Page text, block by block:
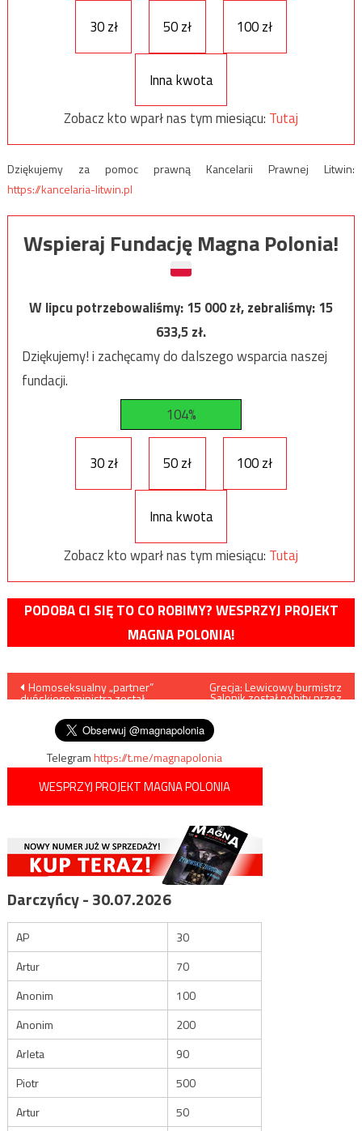
30 zł
50 zł 100 zł
Inna kwota
Zobacz kto wparł nas tym miesiącu: Tutaj
Dziękujemy za pomoc prawną Kancelarii Prawnej Litwin:
https://kancelaria-litwin.pl
Wspieraj Fundację Magna Polonia!
W lipcu potrzebowaliśmy:15 000zł, zebraliśmy:15
633,5zł.
Dziękujemy! i zachęcamy do dalszego wsparcia naszej
fundacji.
104%
30 zł 50 zł 100 zł
Inna kwota
Zobacz kto wparł nas tym miesiącu: Tutaj
PODOBA CI SIĘ TO CO ROBIMY? WESPRZYJ PROJEKT
MAGNA POLONIA!
Nawigacja
wpisu
Homoseksualny „partner”
duńskiego ministra został
Grecja: Lewicowy burmistrz
Salonik został pobity przez
Telegramhttps://t.me/magnapolonia
WESPRZYJ PROJEKT MAGNA POLONIA
Darczyńcy - 30.07.2026
AP
30
Artur
70
Anonim
100
Anonim
200
Arleta
90
Piotr
500
Artur
50